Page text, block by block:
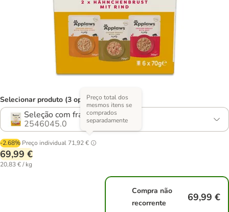
Selecionar produto (3 opções)
Seleção com frango
2546045.0
-2.68% Preço individual 71,92 €
Preço total dos
mesmos itens se
comprados
separadamente
69,99 €
20,83 € / kg
Compra não
recorrente
69,99 €